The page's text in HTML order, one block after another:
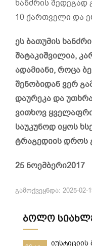
ხანძრის შედეგად
10 ქართველი და
ეს ბათუმის
შატაკიშვილია,
ადამიანი, როცა
შენობიდან ვერ
დაურეკა და
ვითხოვ
საუკუნოდ იყოს
ტრაგედიის დროს
25 ნოემბერი2017
გამოქვეყნდა: 2025-02-
ბოლო